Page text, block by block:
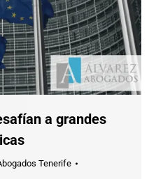
a grandes
Tenerife